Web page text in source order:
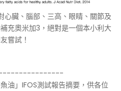
心臟、腦部、三高、眼睛、關節及
充奧米加3，絕對是一個本小利大
嘗試！
油」IFOS測試報告摘要，供各位